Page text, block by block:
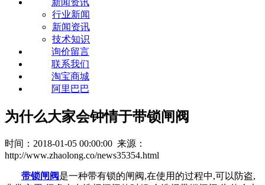
行业新闻
新闻资讯
技术知识
询价留言
联系我们
淘宝商城
阿里巴巴
为什么大家会钟情于带锁闸阀
时间：2018-01-05 00:00:00 来源：
http://www.zhaolong.co/news35354.html
带锁闸阀是一种带有锁的闸阀,在使用的过程中,可以防盗,